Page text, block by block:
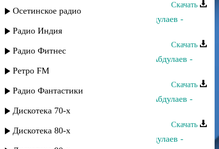
Осетинское радио
Радио Индия
Радио Фитнес
Ретро FM
Радио Фантастики
Дискотека 70-х
Дискотека 80-х
Скачать
Оксана Ибрагимова и Насрула Абдулаев -
Дустар
Скачать
Эльвира Ахмедханова и Насрула Абдулаев -
Жигьилиз насихьят
Скачать
Эльвира Ахмедханова и Насрула Абдулаев -
Йипа гьай
Скачать
Оксана Ибрагимова и Насрула Абдулаев -